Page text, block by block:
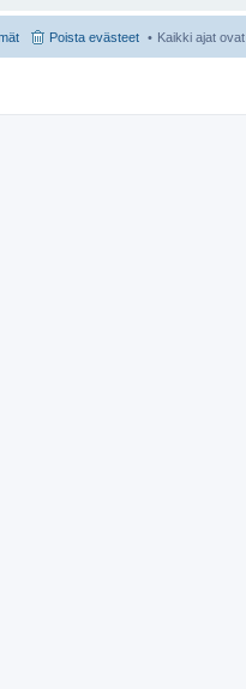
Kaikki ajat ovat
Poista evästeet